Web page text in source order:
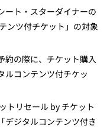
ート・スターダイナーの
ンツ付チケット」の対象
約の際に、チケット購入
ルコンテンツ付チケッ
トリセール by チケット
デジタルコンテンツ付き